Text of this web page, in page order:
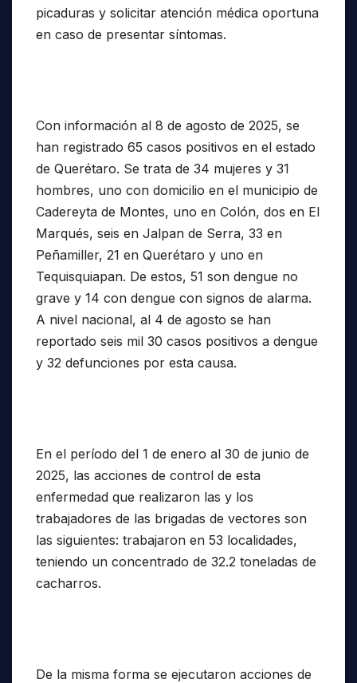
picaduras y solicitar atención médica oportuna
en caso de presentar síntomas.
Con información al 8 de agosto de 2025, se
han registrado 65 casos positivos en el estado
de Querétaro. Se trata de 34 mujeres y 31
hombres, uno con domicilio en el municipio de
Cadereyta de Montes, uno en Colón, dos en El
Marqués, seis en Jalpan de Serra, 33 en
Peñamiller, 21 en Querétaro y uno en
Tequisquiapan. De estos, 51 son dengue no
grave y 14 con dengue con signos de alarma.
A nivel nacional, al 4 de agosto se han
reportado seis mil 30 casos positivos a dengue
y 32 defunciones por esta causa.
En el período del 1 de enero al 30 de junio de
2025, las acciones de control de esta
enfermedad que realizaron las y los
trabajadores de las brigadas de vectores son
las siguientes: trabajaron en 53 localidades,
teniendo un concentrado de 32.2 toneladas de
cacharros.
De la misma forma se ejecutaron acciones de